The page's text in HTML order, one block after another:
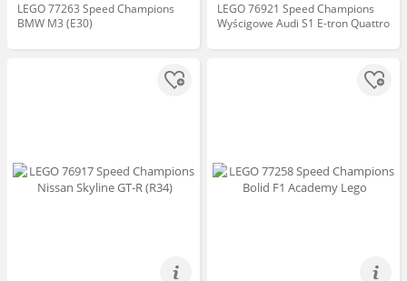
LEGO 77263 Speed Champions
BMW M3 (E30)
LEGO 76921 Speed Champions
Wyścigowe Audi S1 E-tron Quattro